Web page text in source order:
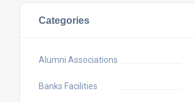
Categories
Alumni Associations
Banks Facilities